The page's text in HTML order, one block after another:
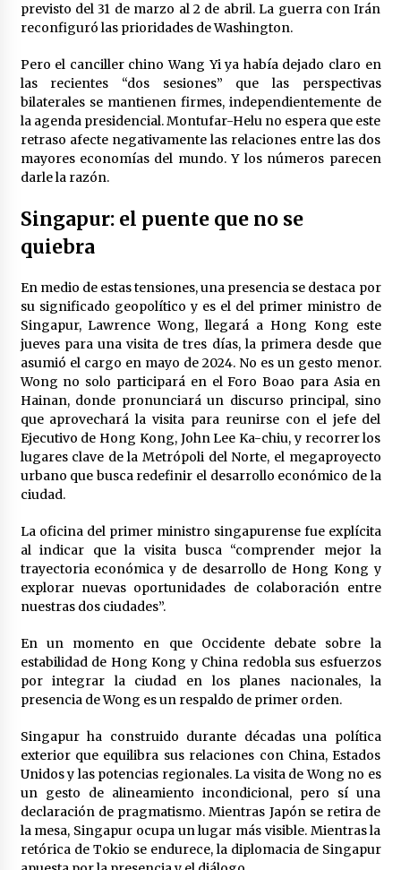
previsto del 31 de marzo al 2 de abril. La guerra con Irán
reconfiguró las prioridades de Washington.
Pero el canciller chino Wang Yi ya había dejado claro en
las recientes “dos sesiones” que las perspectivas
bilaterales se mantienen firmes, independientemente de
la agenda presidencial. Montufar-Helu no espera que este
retraso afecte negativamente las relaciones entre las dos
mayores economías del mundo. Y los números parecen
darle la razón.
Singapur: el puente que no se
quiebra
En medio de estas tensiones, una presencia se destaca por
su significado geopolítico y es el del primer ministro de
Singapur, Lawrence Wong, llegará a Hong Kong este
jueves para una visita de tres días, la primera desde que
asumió el cargo en mayo de 2024. No es un gesto menor.
Wong no solo participará en el Foro Boao para Asia en
Hainan, donde pronunciará un discurso principal, sino
que aprovechará la visita para reunirse con el jefe del
Ejecutivo de Hong Kong, John Lee Ka-chiu, y recorrer los
lugares clave de la Metrópoli del Norte, el megaproyecto
urbano que busca redefinir el desarrollo económico de la
ciudad.
La oficina del primer ministro singapurense fue explícita
al indicar que la visita busca “comprender mejor la
trayectoria económica y de desarrollo de Hong Kong y
explorar nuevas oportunidades de colaboración entre
nuestras dos ciudades”.
En un momento en que Occidente debate sobre la
estabilidad de Hong Kong y China redobla sus esfuerzos
por integrar la ciudad en los planes nacionales, la
presencia de Wong es un respaldo de primer orden.
Singapur ha construido durante décadas una política
exterior que equilibra sus relaciones con China, Estados
Unidos y las potencias regionales. La visita de Wong no es
un gesto de alineamiento incondicional, pero sí una
declaración de pragmatismo. Mientras Japón se retira de
la mesa, Singapur ocupa un lugar más visible. Mientras la
retórica de Tokio se endurece, la diplomacia de Singapur